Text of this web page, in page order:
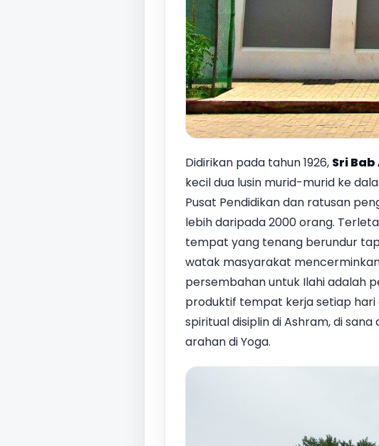
Didirikan pada tahun 1926, Sri
kecil dua lusin murid-murid ke
Pusat Pendidikan dan ratusan
lebih daripada 2000 orang.
tempat yang tenang berundur
watak masyarakat
persembahan untuk Ilahi adalah
produktif tempat kerja setiap hari
spiritual disiplin di Ashram, di
arahan di Yoga.